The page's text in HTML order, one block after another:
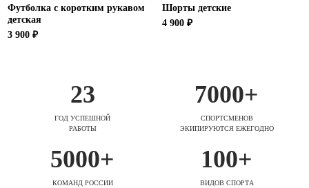
Футболка с коротким рукавом
детская
3 900 ₽
Шорты детские
4 900 ₽
23
ГОД УСПЕШНОЙ
РАБОТЫ
7000+
СПОРТСМЕНОВ
ЭКИПИРУЮТСЯ ЕЖЕГОДНО
5000+
КОМАНД РОССИИ
100+
ВИДОВ СПОРТА